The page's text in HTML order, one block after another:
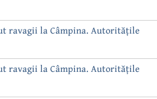
ravagii la Câmpina. Autoritățile
ravagii la Câmpina. Autoritățile